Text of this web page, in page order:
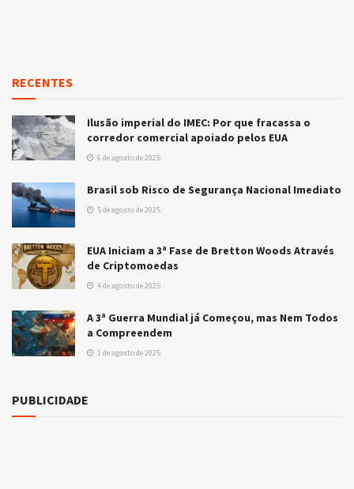
RECENTES
Ilusão imperial do IMEC: Por que fracassa o
corredor comercial apoiado pelos EUA
6 de agosto de 2025
Brasil sob Risco de Segurança Nacional Imediato
5 de agosto de 2025
EUA Iniciam a 3ª Fase de Bretton Woods Através
de Criptomoedas
4 de agosto de 2025
A 3ª Guerra Mundial já Começou, mas Nem Todos
a Compreendem
1 de agosto de 2025
PUBLICIDADE